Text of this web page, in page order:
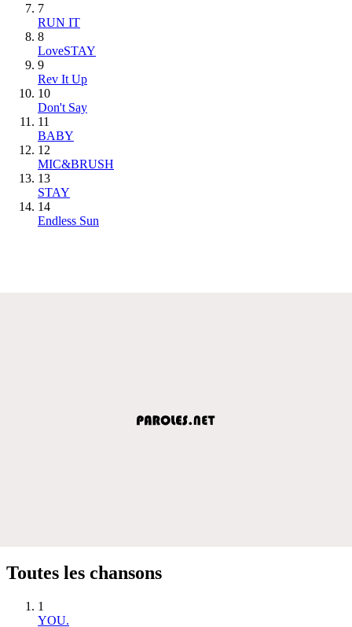
7
RUN IT
8
LoveSTAY
9
Rev It Up
10
Don't Say
11
BABY
12
MIC&BRUSH
13
STAY
14
Endless Sun
Toutes les chansons
1
YOU.